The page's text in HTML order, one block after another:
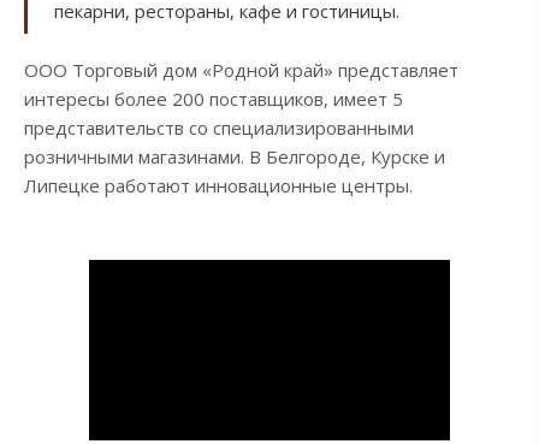
пекарни, рестораны, кафе и гостиницы.
ООО Торговый дом «Родной край» представляет
интересы более 200 поставщиков, имеет 5
представительств со специализированными
розничными магазинами. В Белгороде, Курске и
Липецке работают инновационные центры.